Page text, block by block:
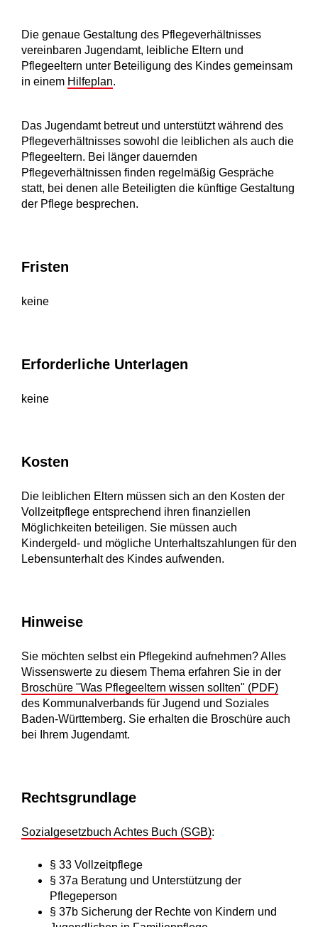
Die genaue Gestaltung des Pflegeverhältnisses
vereinbaren Jugendamt, leibliche Eltern und
Pflegeeltern unter Beteiligung des Kindes gemeinsam
in einem Hilfeplan.
Das Jugendamt betreut und unterstützt während des
Pflegeverhältnisses sowohl die leiblichen als auch die
Pflegeeltern. Bei länger dauernden
Pflegeverhältnissen finden regelmäßig Gespräche
statt, bei denen alle Beteiligten die künftige Gestaltung
der Pflege besprechen.
Fristen
keine
Erforderliche Unterlagen
keine
Kosten
Die leiblichen Eltern müssen sich an den Kosten der
Vollzeitpflege entsprechend ihren finanziellen
Möglichkeiten beteiligen. Sie müssen auch
Kindergeld- und mögliche Unterhaltszahlungen für den
Lebensunterhalt des Kindes aufwenden.
Hinweise
Sie möchten selbst ein Pflegekind aufnehmen? Alles
Wissenswerte zu diesem Thema erfahren Sie in der
Broschüre "Was Pflegeeltern wissen sollten" (PDF)
des Kommunalverbands für Jugend und Soziales
Baden-Württemberg. Sie erhalten die Broschüre auch
bei Ihrem Jugendamt.
Rechtsgrundlage
Sozialgesetzbuch Achtes Buch (SGB):
§ 33 Vollzeitpflege
§ 37a Beratung und Unterstützung der
Pflegeperson
§ 37b Sicherung der Rechte von Kindern und